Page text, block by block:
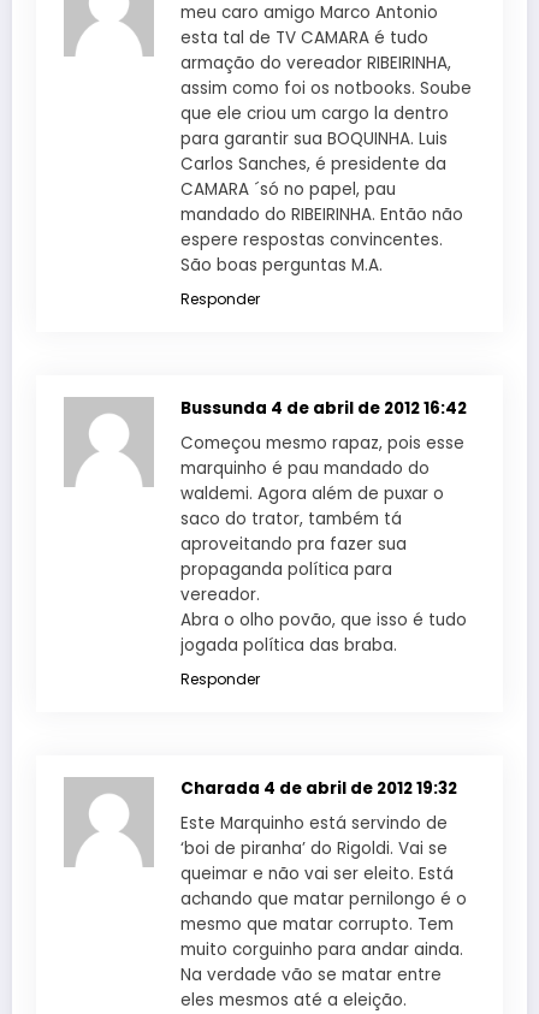
meu caro amigo Marco Antonio
esta tal de TV CAMARA é tudo
armação do vereador RIBEIRINHA,
assim como foi os notbooks. Soube
que ele criou um cargo la dentro
para garantir sua BOQUINHA. Luis
Carlos Sanches, é presidente da
CAMARA ´só no papel, pau
mandado do RIBEIRINHA. Então não
espere respostas convincentes.
São boas perguntas M.A.
Responder
Bussunda 4 de abril de 2012 16:42
Começou mesmo rapaz, pois esse
marquinho é pau mandado do
waldemi. Agora além de puxar o
saco do trator, também tá
aproveitando pra fazer sua
propaganda política para
vereador.
Abra o olho povão, que isso é tudo
jogada política das braba.
Responder
Charada 4 de abril de 2012 19:32
Este Marquinho está servindo de
‘boi de piranha’ do Rigoldi. Vai se
queimar e não vai ser eleito. Está
achando que matar pernilongo é o
mesmo que matar corrupto. Tem
muito corguinho para andar ainda.
Na verdade vão se matar entre
eles mesmos até a eleição.